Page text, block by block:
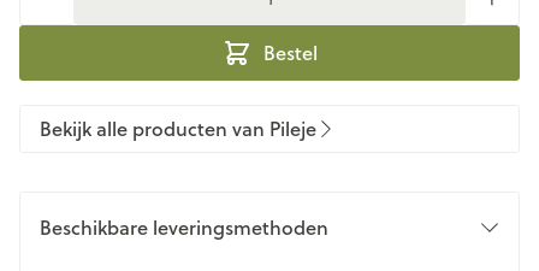
Bestel
Bekijk alle producten van Pileje
Beschikbare leveringsmethoden